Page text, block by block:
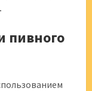
пивного